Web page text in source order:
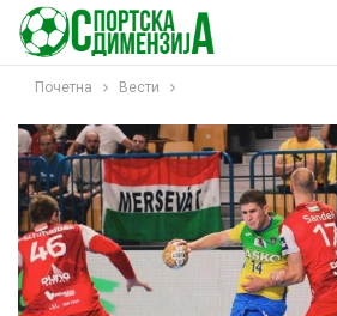
Почетна Вести